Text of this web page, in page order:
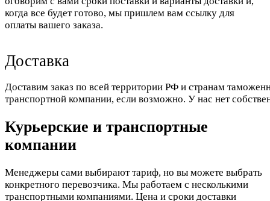
когда все будет готово, мы пришлем вам ссылку для
оплаты вашего заказа.
Доставка
Доставим заказ по всей территории РФ и странам
транспортной компании, если возможно. У нас нет
Курьерские и транспортные
компании
Менеджеры сами выбирают тариф, но вы можете выбрать
конкретного перевозчика. Мы работаем с несколькими
транспортными компаниями. Цена и сроки доставки